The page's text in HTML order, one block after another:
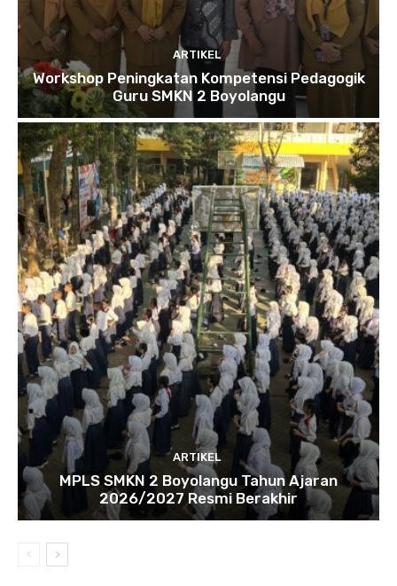
ARTIKEL
Workshop Peningkatan Kompetensi Pedagogik
Guru SMKN 2 Boyolangu
ARTIKEL
MPLS SMKN 2 Boyolangu Tahun Ajaran
2026/2027 Resmi Berakhir